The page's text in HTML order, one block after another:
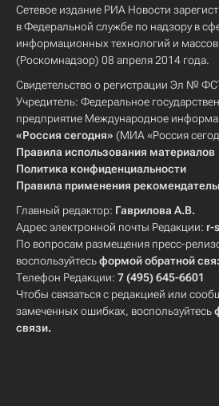
Сетевое издание РИА Новости
в Федеральной службе по надзору в
информационных технологий и
(Роскомнадзор) 08 апреля 2014 года.
Свидетельство о регистрации Эл №
Учредитель: Федеральное
предприятие Международное
«Россия сегодня» (МИА «Россия
Правила использования материалов
Политика конфиденциальности
Правила применения
Главный редактор: Гаврилова А.В.
Адрес электронной почты Редакции: r-
По вопросам размещения пресс-
воспользуйтесьформой обратной
Телефон Редакции: 7 (495) 645-6601
Чтобы связаться с редакцией или
замеченных ошибках, воспользуйтесь
связи.